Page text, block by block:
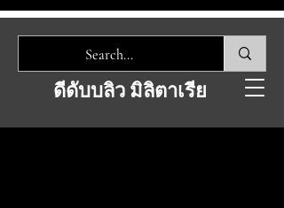
ดีดับบลิว มิลิตาเรีย